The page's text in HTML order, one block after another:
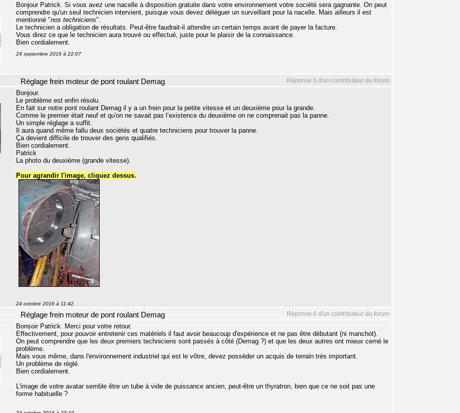
Bonjour Patrick. Si vous avez une nacelle à disposition gratuite dans votre environnement votre société sera gagnante. On peut
comprendre qu'un seul technicien intervient, puisque vous devez déléguer un surveillant pour la nacelle. Mais ailleurs il est
mentionné "nos techniciens".
Le technicien a obligation de résultats. Peut-être faudrait-il attendre un certain temps avant de payer la facture.
Vous direz ce que le technicien aura trouvé ou effectué, juste pour le plaisir de la connaissance.
Bien cordialement.
24 septembre 2016 à 22:07
Réponse 5 d'un contributeur du forum
Réglage frein moteur de pont roulant Demag
Bonjour.
Le problème est enfin résolu.
En fait sur notre pont roulant Demag il y a un frein pour la petite vitesse et un deuxième pour la grande.
Comme le premier était neuf et qu'on ne savait pas l’existence du deuxième on ne comprenait pas la panne.
Un simple réglage a suffit.
Il aura quand même fallu deux sociétés et quatre techniciens pour trouver la panne.
Ça devient difficile de trouver des gens qualifiés.
Bien cordialement.
Patrick
La photo du deuxième (grande vitesse).
Pour agrandir l'image, cliquez dessus.
24 octobre 2016 à 11:42
Réponse 6 d'un contributeur du forum
Réglage frein moteur de pont roulant Demag
Bonsoir Patrick. Merci pour votre retour.
Effectivement, pour pouvoir entretenir ces matériels il faut avoir beaucoup d'expérience et ne pas être débutant (ni manchot).
On peut comprendre que les deux premiers techniciens sont passés à côté (Demag ?) et que les deux autres ont mieux cerné le
problème.
Mais vous même, dans l'environnement industriel qui est le vôtre, devez posséder un acquis de terrain très important.
Un problème de réglé.
Bien cordialement.
L'image de votre avatar semble être un tube à vide de puissance ancien, peut-être un thyratron, bien que ce ne soit pas une
forme habituelle ?